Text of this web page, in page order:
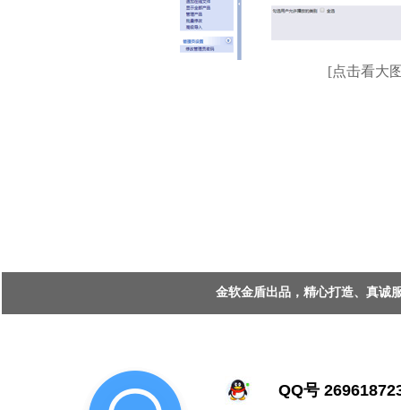
[点击看大
金软金盾出品，精心打造、真
QQ号